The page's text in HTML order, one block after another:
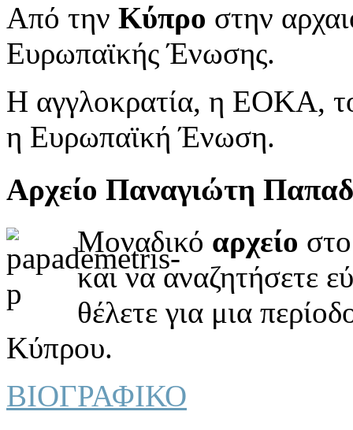
Από την Κύπρο στην
Ευρωπαϊκής Ένωσης.
Η αγγλοκρατία, η ΕΟΚΑ,
η Ευρωπαϊκή Ένωση.
Αρχείο Παναγιώτη
Μοναδικό αρχείο
και να αναζητήσετε
θέλετε για μια
Κύπρου.
ΒΙΟΓΡΑΦΙΚΟ